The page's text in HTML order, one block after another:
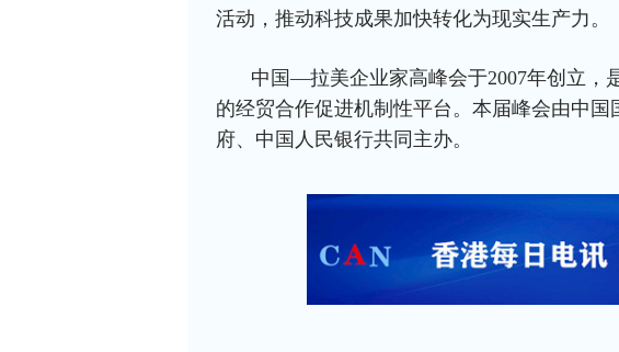
活动，推动科技成果加快转化为现实生产力。
中国—拉美企业家高峰会于2007年创立，
的经贸合作促进机制性平台。本届峰会由中
府、中国人民银行共同主办。